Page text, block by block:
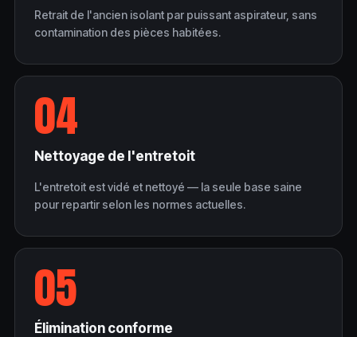
Retrait de l'ancien isolant par puissant aspirateur, sans
contamination des pièces habitées.
04
Nettoyage de l'entretoit
L'entretoit est vidé et nettoyé — la seule base saine
pour repartir selon les normes actuelles.
05
Élimination conforme